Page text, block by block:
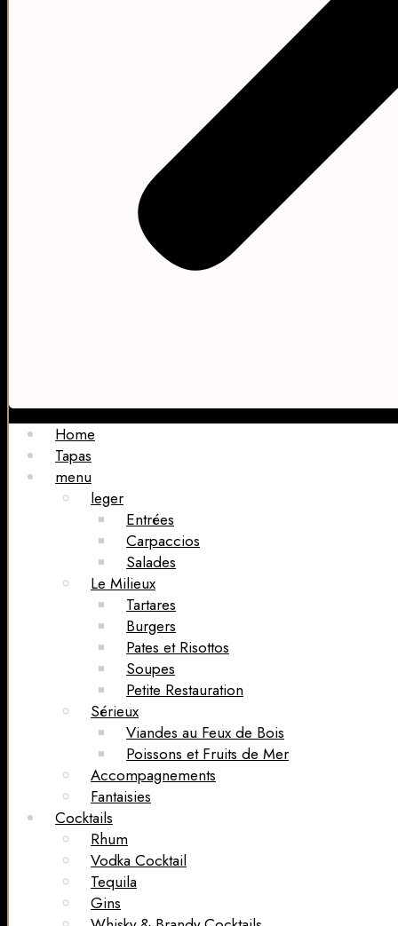
Home
Tapas
menu
leger
Entrées
Carpaccios
Salades
Le Milieux
Tartares
Burgers
Pates et Risottos
Soupes
Petite Restauration
Sérieux
Viandes au Feux de Bois
Poissons et Fruits de Mer
Accompagnements
Fantaisies
Cocktails
Rhum
Vodka Cocktail
Tequila
Gins